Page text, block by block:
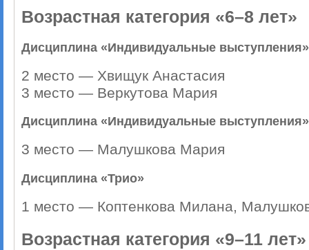
Возрастная категория «6–8 лет»
Дисциплина «Индивидуальные выступления»
2 место — Хвищук Анастасия
3 место — Веркутова Мария
Дисциплина «Индивидуальные выступления»
3 место — Малушкова Мария
Дисциплина «Трио»
1 место — Коптенкова Милана,
Возрастная категория «9–11 лет»